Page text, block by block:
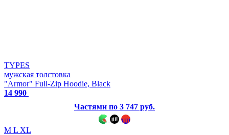
TYPES
мужская толстовка
"Armor" Full-Zip Hoodie, Black
14 990
Частями по 3 747 руб.
M L XL